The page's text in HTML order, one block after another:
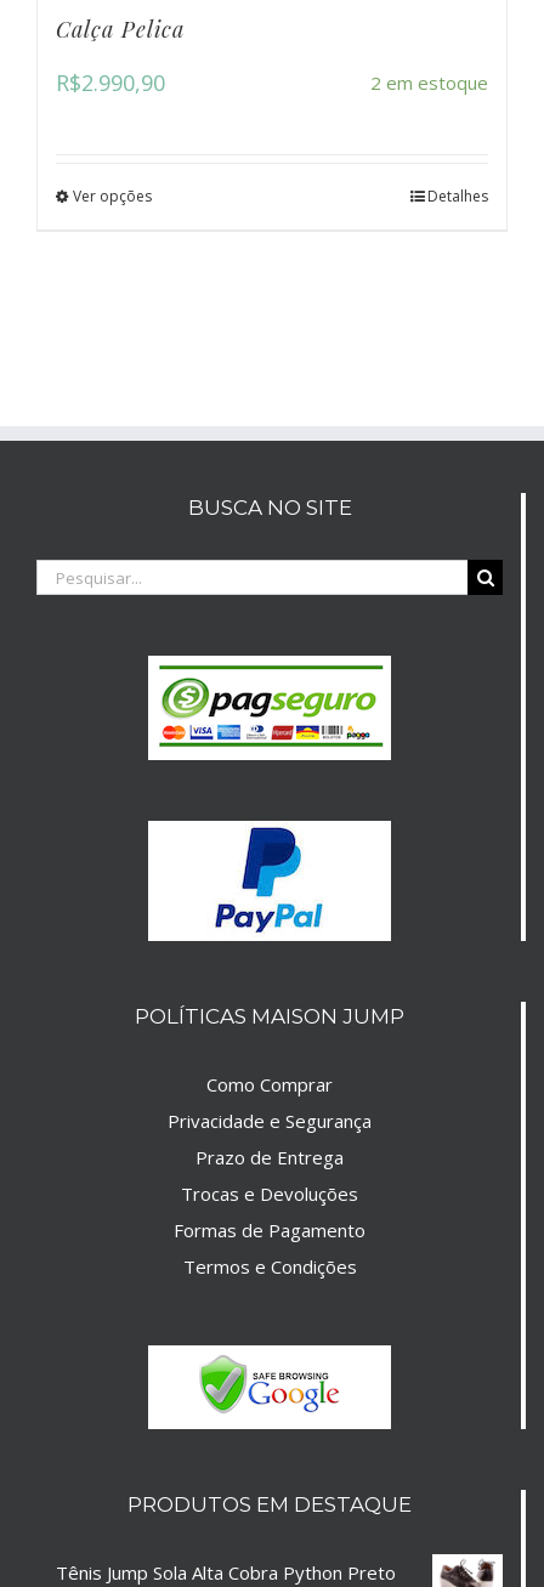
Calça Pelica
R$2.990,90 2 em estoque
Ver opções Detalhes
BUSCA NO SITE
Buscar
POLÍTICAS MAISON JUMP
Como Comprar
Privacidade e Segurança
Prazo de Entrega
Trocas e Devoluções
Formas de Pagamento
Termos e Condições
PRODUTOS EM DESTAQUE
Tênis Jump Sola Alta Cobra Python Preto